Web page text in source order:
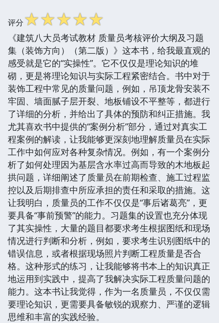
评分☆☆☆☆☆
《建筑八大员考试教材 质量员考核评价大纲及习题
集（装饰方向）（第二版）》这本书，给我最直观的
感受就是它的“实操性”。它不仅仅是理论知识的堆
砌，更是将理论知识与实际工程紧密结合。书中对于
装饰工程中常见的质量问题，例如，吊顶龙骨安装不
牢固、墙面腻子层开裂、地板铺设不平整等，都进行
了详细的分析，并给出了具体的预防和纠正措施。我
尤其喜欢书中提供的“案例分析”部分，通过对真实工
程案例的解读，让我能够更深刻地理解质量员在实际
工作中如何应对各种复杂情况。例如，有一个案例分
析了如何处理因为基层含水率过高而导致的木地板起
拱问题，详细阐述了质量员在前期检查、施工过程监
控以及后期排查中所应承担的责任和采取的措施。这
让我明白，质量员的工作不仅仅是“事后诸葛亮”，更
要具备“事前预警”的能力。习题集的设置也充分体现
了其实操性，大量的题目都要求考生根据图纸和现场
情况进行判断和分析，例如，要求考生识别图纸中的
错误信息，或者根据现场照片判断工程质量是否合
格。这种形式的练习，让我能够将书本上的知识真正
地运用到实践中，提高了我解决实际工程质量问题的
能力。这本书让我觉得，作为一名质量员，不仅仅需
要理论知识，更需要具备敏锐的观察力、严谨的逻辑
思维和丰富的实践经验。